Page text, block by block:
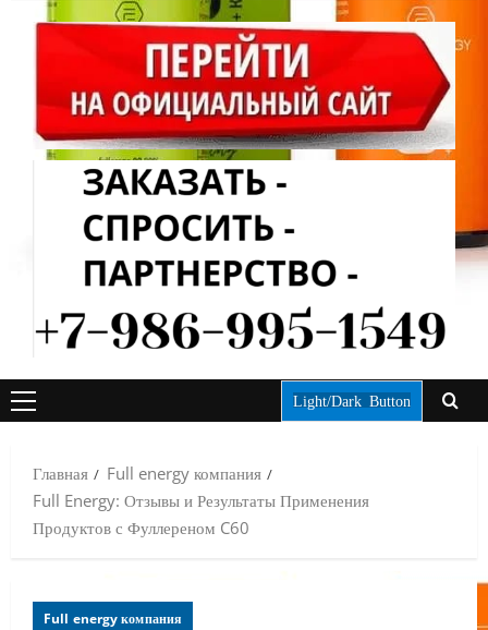
ОСНОВНОЕ
Light/Dark Button
Главная
Full energy компания
Full Energy: Отзывы и Результаты Применения
Продуктов с Фуллереном C60
Full energy компания